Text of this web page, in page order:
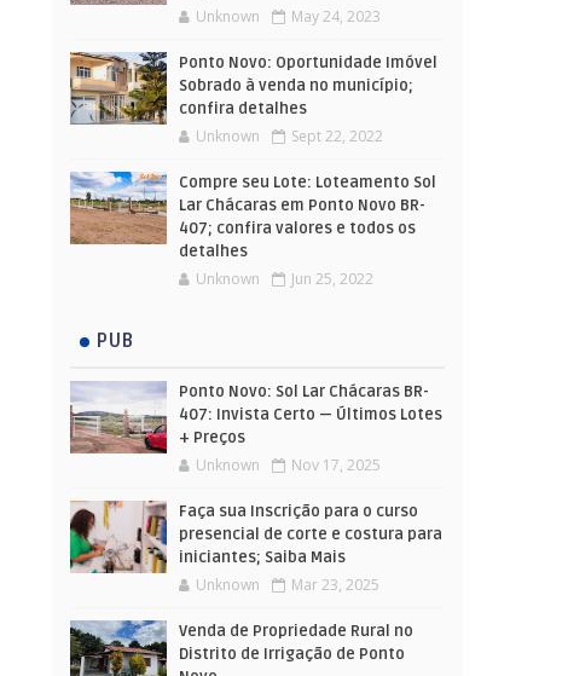
Unknown May 24, 2023
Ponto Novo: Oportunidade Imóvel
Sobrado à venda no município;
confira detalhes
Unknown Sept 22, 2022
Compre seu Lote: Loteamento Sol
Lar Chácaras em Ponto Novo BR-
407; confira valores e todos os
detalhes
Unknown Jun 25, 2022
PUB
Ponto Novo: Sol Lar Chácaras BR-
407: Invista Certo — Últimos Lotes
+ Preços
Unknown Nov 17, 2025
Faça sua Inscrição para o curso
presencial de corte e costura para
iniciantes; Saiba Mais
Unknown Mar 23, 2025
Venda de Propriedade Rural no
Distrito de Irrigação de Ponto